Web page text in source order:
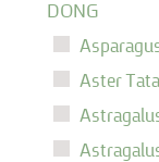
DONG
Aster